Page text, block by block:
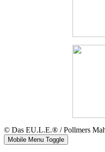
© Das EU.L.E.® / Pollmers
Mobile Menu Toggle